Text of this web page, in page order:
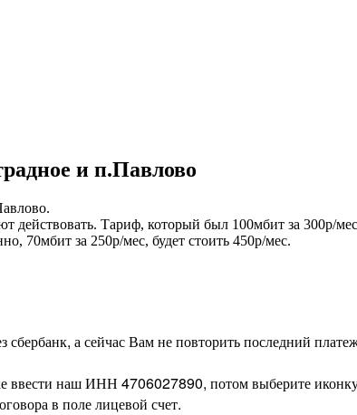
и п.Павлово
действовать. Тариф, который был 100мбит за 300р/
70мбит за 250р/мес, будет стоить 450р/мес.
сбербанк, а сейчас Вам не повторить последний
ввести наш ИНН 4706027890, потом выберите
в поле лицевой счет.